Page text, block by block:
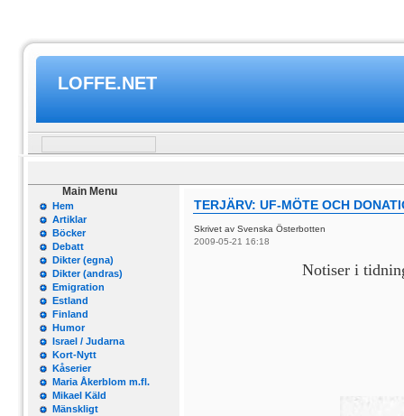
LOFFE.NET
Main Menu
Hem
Artiklar
Böcker
Debatt
Dikter (egna)
Dikter (andras)
Emigration
Estland
Finland
Humor
Israel / Judarna
Kort-Nytt
Kåserier
Maria Åkerblom m.fl.
Mikael Käld
Mänskligt
TERJÄRV: UF-MÖTE OCH
Skrivet av Svenska Österbotten
2009-05-21 16:18
Notiser i